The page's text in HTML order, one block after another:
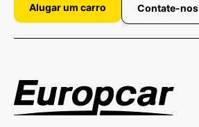
Alugar um carro Contate-nos